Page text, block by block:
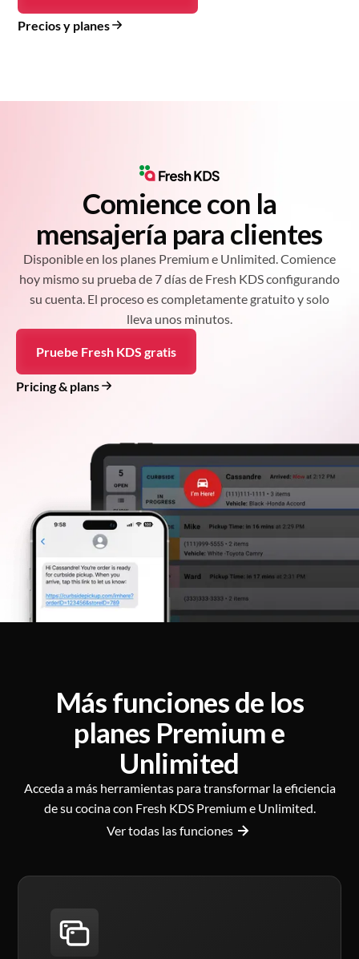
Precios y planes
Comience con la
mensajería para clientes
Disponible en los planes Premium e Unlimited. Comience
hoy mismo su prueba de 7 días de Fresh KDS configurando
su cuenta. El proceso es completamente gratuito y solo
lleva unos minutos.
Pruebe Fresh KDS gratis
Pricing & plans
Más funciones de los
planes Premium e
Unlimited
Acceda a más herramientas para transformar la eficiencia
de su cocina con Fresh KDS Premium e Unlimited.
Ver todas las funciones